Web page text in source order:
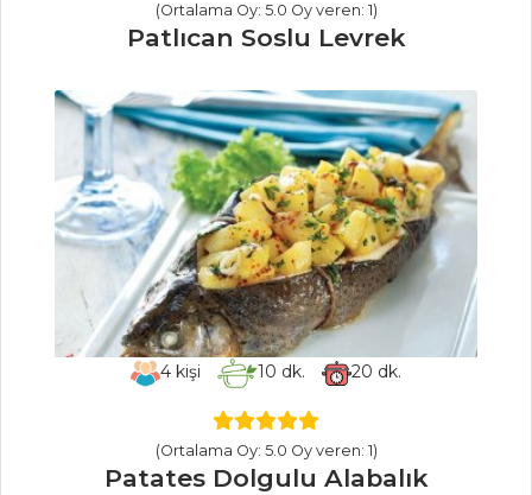
Sebzeli Antrikot
Sarma
Fırında Tavuklu
Mantar
ÇERKEZ
PİRZOLASI
Et Yemekleri Tüm
Tarifleri
HAMUR İŞLERI
KAHVELİ
(Ortalama Oy: 5.0 Oy veren: 1)
Patlıcan Soslu Levrek
4kişi 10 dk. 20 dk.
(Ortalama Oy: 5.0 Oy veren: 1)
Patates Dolgulu Alabalık